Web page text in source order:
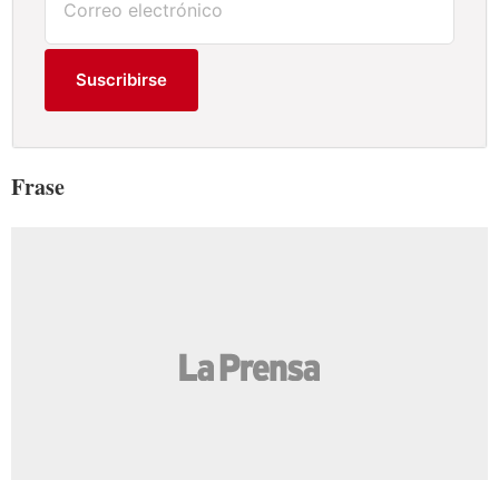
Suscribirse
Frase